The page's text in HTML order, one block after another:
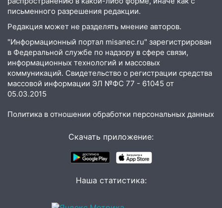
письменного разрешения редакции.
Редакция может не разделять мнение авторов.
"Информационный портал misanec.ru" зарегистрирован
в Федеральной службе по надзору в сфере связи,
информационных технологий и массовых
коммуникаций. Свидетельство о регистрации средства
массовой информации ЭЛ №ФС 77 - 61045 от
05.03.2015
Политика в отношении обработки персональных данных
Скачать приложение:
Наша статистика: